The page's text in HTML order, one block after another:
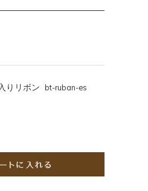
りリボン bt-ruban-es